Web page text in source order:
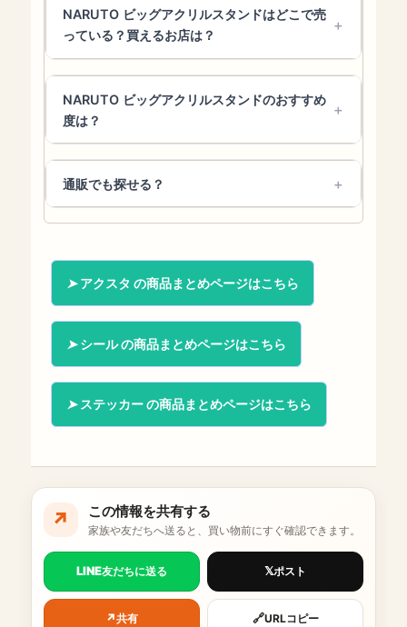
NARUTO ビッグアクリルスタンドはどこで売
っている？買えるお店は？
NARUTO ビッグアクリルスタンドのおすすめ
度は？
通販でも探せる？
アクスタ の商品まとめページはこちら
シール の商品まとめページはこちら
ステッカー の商品まとめページはこちら
↗ この情報を共有する
家族や友だちへ送ると、買い物前にすぐ確認できます。
LINE友だちに送る 𝕏ポスト
↗共有 🔗URLコピー